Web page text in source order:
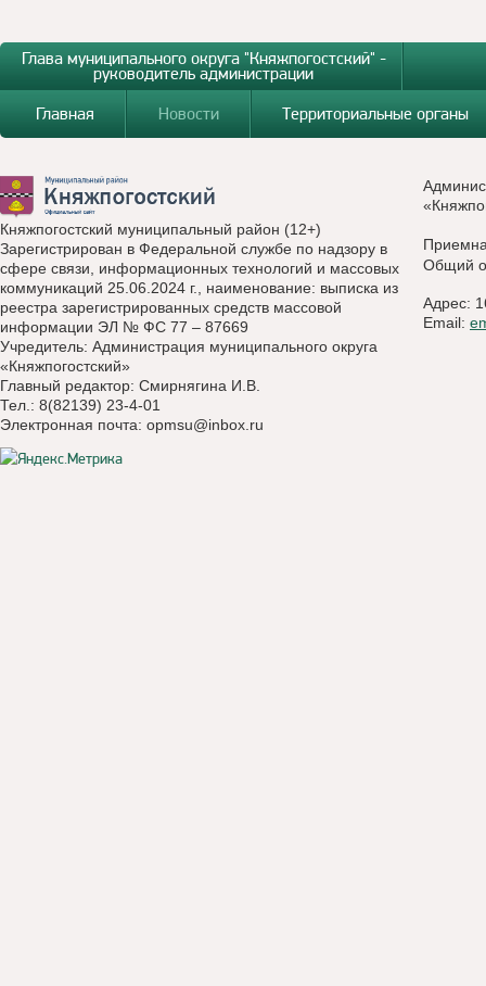
Глава муниципального округа "Княжпогостский" -
руководитель администрации
Главная
Новости Территориальные органы
Княжпогостский муниципальный район (12+)
Зарегистрирован в Федеральной службе по надзору в
сфере связи, информационных технологий и массовых
коммуникаций 25.06.2024 г., наименование: выписка из
реестра зарегистрированных средств массовой
информации ЭЛ № ФС 77 – 87669
Учредитель: Администрация муниципального округа
«Княжпогостский»
Главный редактор: Смирнягина И.В.
Тел.: 8(82139) 23-4-01
Электронная почта: opmsu@inbox.ru
Общий
Адрес:
Email: